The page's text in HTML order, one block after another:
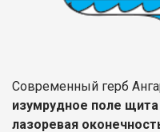
Современный герб
изумрудное поле
лазоревая